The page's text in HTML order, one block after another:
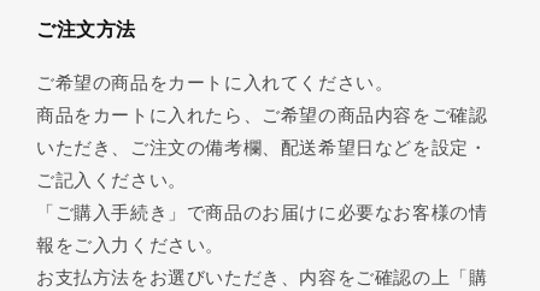
ご注文方法
ご希望の商品をカートに入れてください。
商品をカートに入れたら、ご希望の商品内容をご確認
いただき、ご注文の備考欄、配送希望日などを設定・
ご記入ください。
「ご購入手続き」で商品のお届けに必要なお客様の情
報をご入力ください。
お支払方法をお選びいただき、内容をご確認の上「購